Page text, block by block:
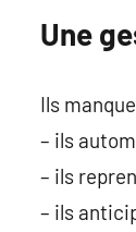
Une
Ils
– ils
– ils
– ils